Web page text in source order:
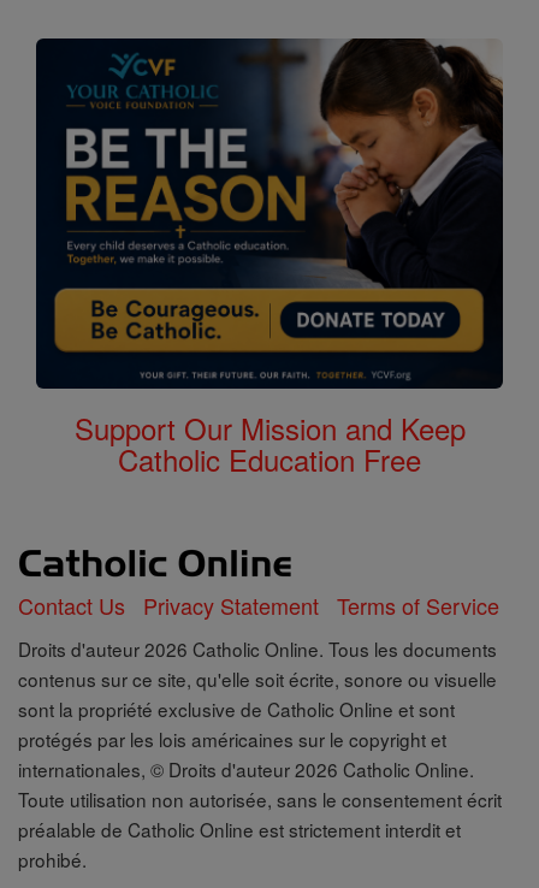
Support Our Mission and Keep
Catholic Education Free
Contact Us Privacy Statement Terms of Service
Droits d'auteur 2026 Catholic Online. Tous les documents
contenus sur ce site, qu'elle soit écrite, sonore ou visuelle
sont la propriété exclusive de Catholic Online et sont
protégés par les lois américaines sur le copyright et
internationales, © Droits d'auteur 2026 Catholic Online.
Toute utilisation non autorisée, sans le consentement écrit
préalable de Catholic Online est strictement interdit et
prohibé.